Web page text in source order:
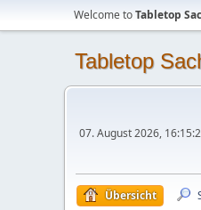
Welcome toTabletop
Tabletop
07. August 2026,
Übersicht